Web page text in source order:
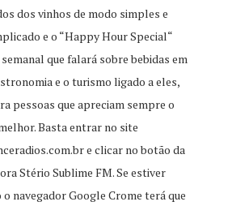
dos vinhos de modo simples e
e o “Happy Hour Special“
que falará sobre bebidas em
e o turismo ligado a eles,
pessoas que apreciam sempre o
Basta entrar no site
e clicar no botão da
Stério Sublime FM. Se estiver
navegador Google Crome terá que